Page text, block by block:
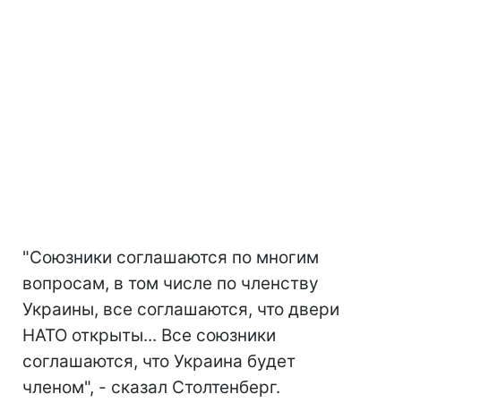
"Союзники соглашаются по многим
вопросам, в том числе по членству
Украины, все соглашаются, что двери
НАТО открыты... Все союзники
соглашаются, что Украина будет
членом", - сказал Столтенберг.